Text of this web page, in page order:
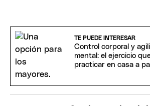
TE PUEDE INTERESAR
Control corporal y
mental: el ejercicio
practicar en casa a